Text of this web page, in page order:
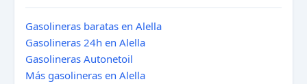
Gasolineras baratas en Alella
Gasolineras 24h en Alella
Gasolineras Autonetoil
Más gasolineras en Alella